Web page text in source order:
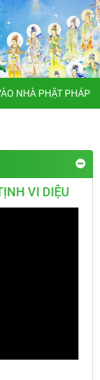
NHÀ PHẬT PHÁP
VI DIỆU